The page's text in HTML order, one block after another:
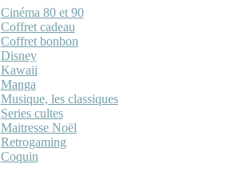
Cinéma 80 et 90
Coffret cadeau
Coffret bonbon
Disney
Kawaii
Manga
Musique, les classiques
Series cultes
Maitresse Noël
Retrogaming
Coquin